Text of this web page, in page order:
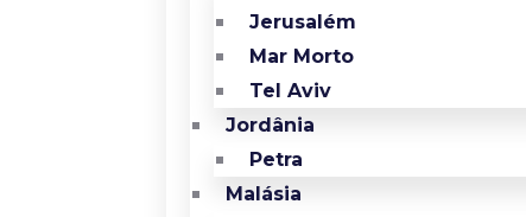
Jerusalém
Mar Morto
Tel Aviv
Jordânia
Petra
Malásia